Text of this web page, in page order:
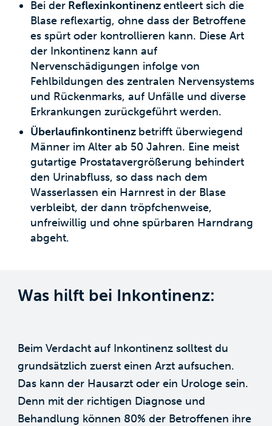
Bei derReflexinkontinenzentleert sich die
Blase reflexartig, ohne dass der Betroffene
es spürt oder kontrollieren kann. Diese Art
der Inkontinenz kann auf
Nervenschädigungen infolge von
Fehlbildungen des zentralen Nervensystems
und Rückenmarks, auf Unfälle und diverse
Erkrankungen zurückgeführt werden.
Überlaufinkontinenz betrifft überwiegend
Männer im Alter ab 50 Jahren. Eine meist
gutartige Prostatavergrößerung behindert
den Urinabfluss, so dass nach dem
Wasserlassen ein Harnrest in der Blase
verbleibt, der dann tröpfchenweise,
unfreiwillig und ohne spürbaren Harndrang
abgeht.
Was hilft bei Inkontinenz:
Beim Verdacht auf Inkontinenz solltest du
grundsätzlich zuerst einen Arzt aufsuchen.
Das kann der Hausarzt oder ein Urologe sein.
Denn mit der richtigen Diagnose und
Behandlung können 80% der Betroffenen ihre